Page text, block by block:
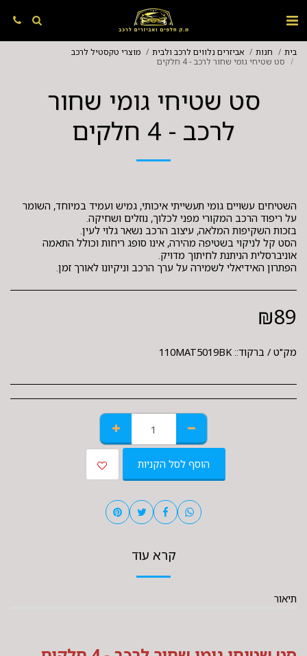
בית חנות אביזרים נלווים לרכב ולבית
מוצרי טקסטיל לרכב
סט שטיחי גומי שחור לרכב - 4 חלקים
סט שטיחי גומי שחור
לרכב - 4 חלקים
השטיחים עשויים גומי תעשייתי איכותי, גמיש ועמיד במיוחד, השומר
הסט קל לניקוי בשטיפה מהירה, אינו סופג ריחות וכולל התאמה
הפתרון האידיאלי לשמירה על ערך הרכב וניקיונו לאורך זמן.
₪89
מק"ט / ברקוד:: 110MAT5019BK
הוסף לסל הקניות
קרא עוד
תיאור